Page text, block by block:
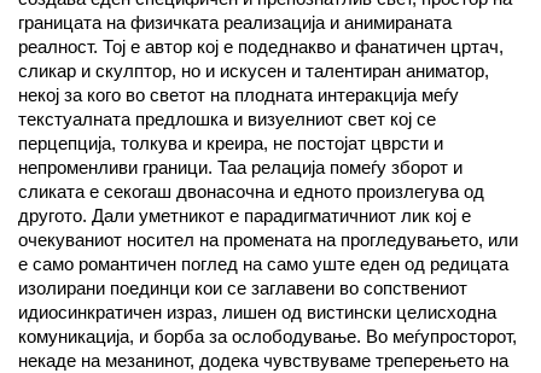
границата на физичката реализација и анимираната
реалност. Тој е автор кој е подеднакво и фанатичен цртач,
сликар и скулптор, но и искусен и талентиран аниматор,
некој за кого во светот на плодната интеракција меѓу
текстуалната предлошка и визуелниот свет кој се
перцепција, толкува и креира, не постојат цврсти и
непроменливи граници. Таа релација помеѓу зборот и
сликата е секогаш двонасочна и едното произлегува од
другото. Дали уметникот е парадигматичниот лик кој е
очекуваниот носител на промената на прогледувањето, или
е само романтичен поглед на само уште еден од редицата
изолирани поединци кои се заглавени во сопствениот
идиосинкратичен израз, лишен од вистински целисходна
комуникација, и борба за ослободување. Во меѓупросторот,
некаде на мезанинот, додека чувствуваме треперењето на